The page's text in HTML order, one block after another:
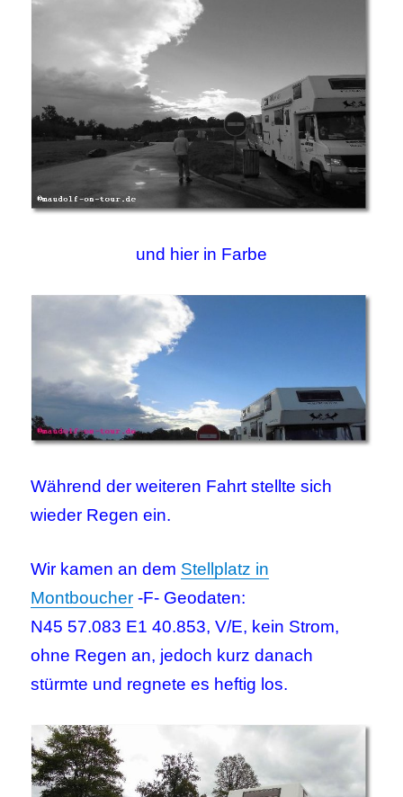
und hier in Farbe
Während der weiteren Fahrt stellte sich
wieder Regen ein.
Wir kamen an dem Stellplatz in
Montboucher -F- Geodaten:
N45 57.083 E1 40.853, V/E, kein Strom,
ohne Regen an, jedoch kurz danach
stürmte und regnete es heftig los.